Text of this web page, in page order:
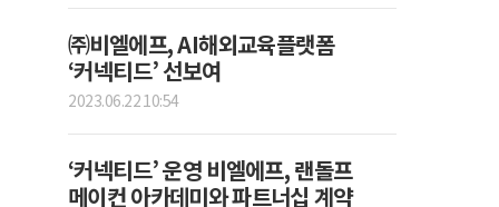
㈜비엘에프, AI해외교육플랫폼
‘커넥티드’ 선보여
2023.06.22 10:54
‘커넥티드’ 운영 비엘에프, 랜돌프
메이컨 아카데미와 파트너십 계약